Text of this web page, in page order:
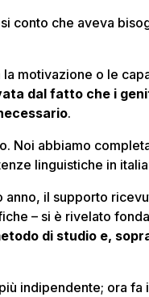
conto che aveva
motivazione o le
dal fatto che i
.
Noi abbiamo
linguistiche in
anno, il supporto
– si è rivelato
di studio e,
indipendente; ora fa